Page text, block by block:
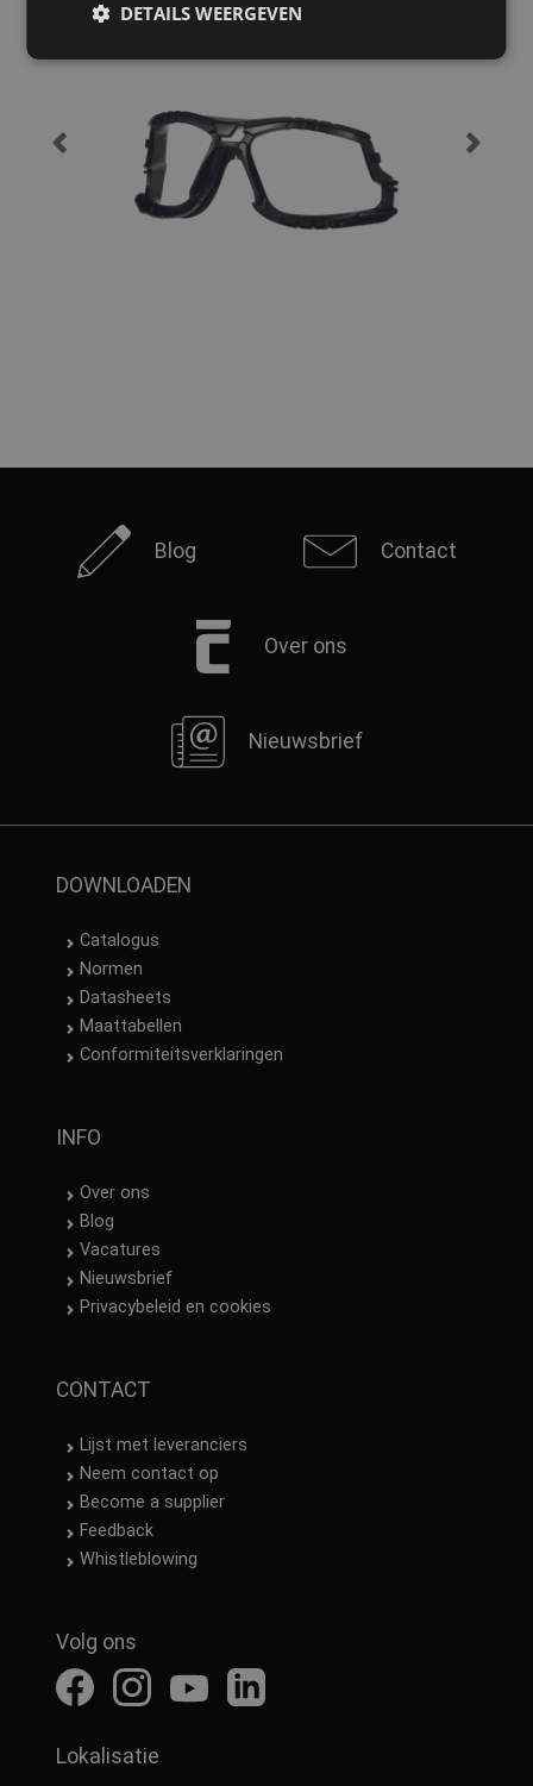
0504008799999
Blog Contact
Over ons
Nieuwsbrief
DOWNLOADEN
Catalogus
Normen
Datasheets
Maattabellen
Conformiteitsverklaringen
INFO
Over ons
Blog
Vacatures
Nieuwsbrief
Privacybeleid en cookies
CONTACT
Lijst met leveranciers
Neem contact op
Become a supplier
Feedback
Whistleblowing
Volg ons
Lokalisatie
DETAILS WEERGEVEN